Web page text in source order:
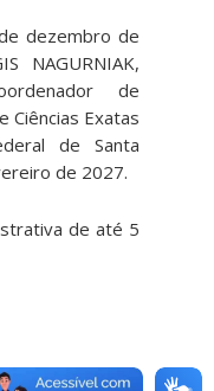
dezembro de
NAGURNIAK,
de
Ciências Exatas
de Santa
de 2027.
de até 5